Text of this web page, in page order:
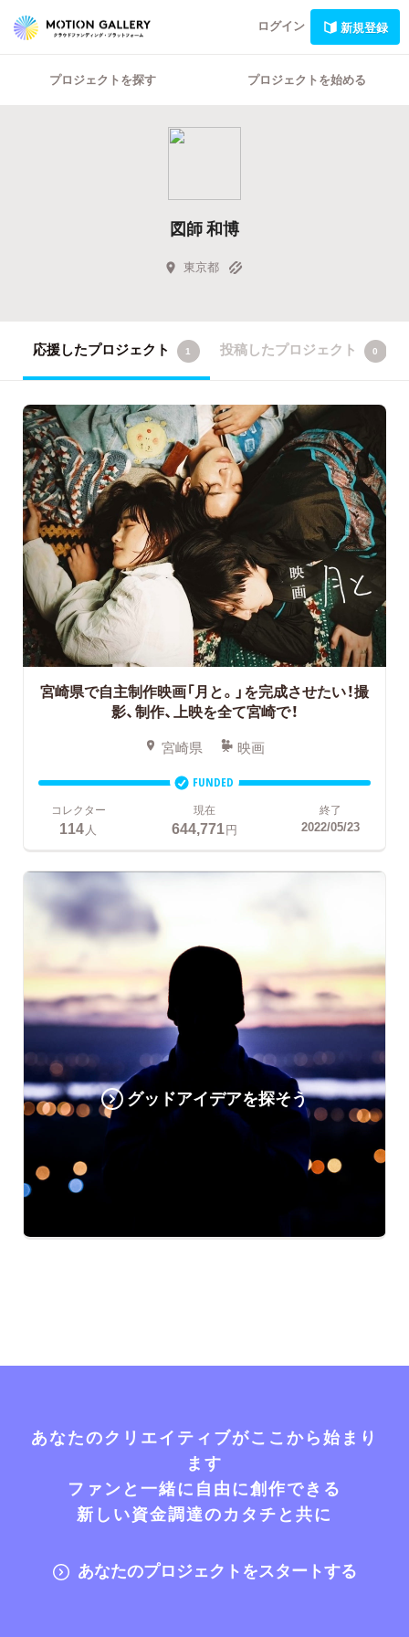
ログイン 新規登録
プロジェクトを探す プロジェクトを始める
図師 和博
東京都
応援したプロジェクト 1 投稿したプロジェクト 0
宮崎県で自主制作映画「月と。」を完成させたい！撮
影、制作、上映を全て宮崎で！
宮崎県 映画
FUNDED
コレクター
114 人
現在
644,771円
終了
2022/05/23
グッドアイデアを探そう
あなたのクリエイティブがここから始まり
ます
ファンと一緒に自由に創作できる
新しい資金調達のカタチと共に
あなたのプロジェクトをスタートする